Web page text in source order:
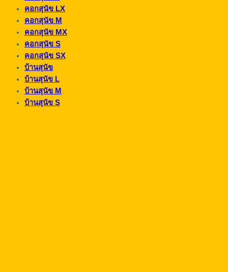
คอกสุนัข LX
คอกสุนัข M
คอกสุนัข MX
คอกสุนัข S
คอกสุนัข SX
บ้านสุนัข
บ้านสุนัข L
บ้านสุนัข M
บ้านสุนัข S